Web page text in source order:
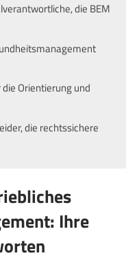
die BEM
Orientierung und
die rechtssichere
Ihre